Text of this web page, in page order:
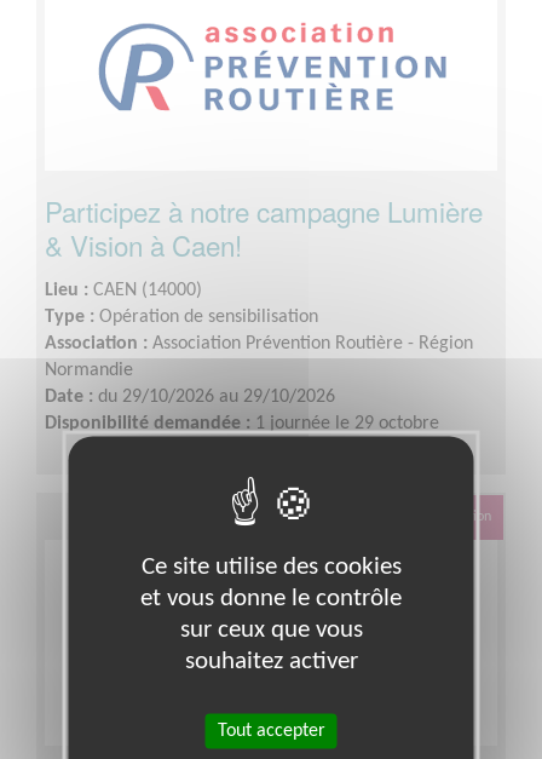
Participez à notre campagne Lumière
& Vision à Caen!
Lieu : CAEN (14000)
Type : Opération de sensibilisation
Association : Association Prévention Routière - Région
Normandie
Date : du 29/10/2026 au 29/10/2026
Disponibilité demandée : 1 journée le 29 octobre
Éducation & Formation
Ce site utilise des cookies
et vous donne le contrôle
sur ceux que vous
souhaitez activer
Tout accepter